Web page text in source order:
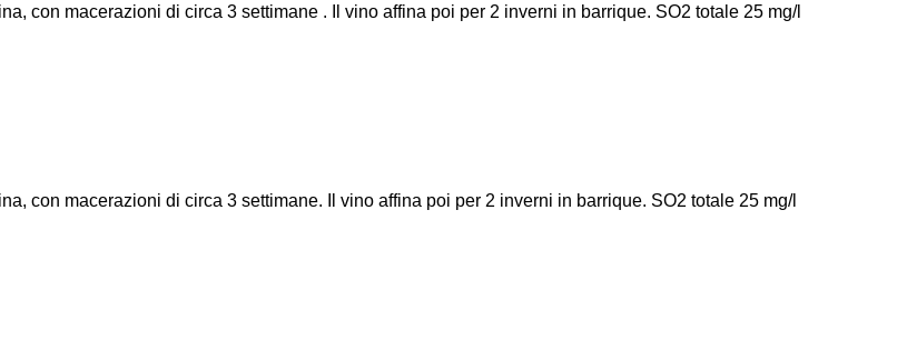
con macerazioni di circa 3 settimane . Il vino affina poi per 2 inverni in barrique. SO2 totale 25 mg/l
con macerazioni di circa 3 settimane. Il vino affina poi per 2 inverni in barrique. SO2 totale 25 mg/l